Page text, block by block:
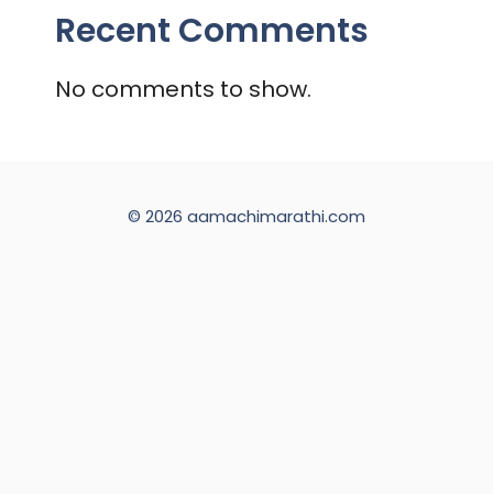
Recent Comments
No comments to show.
© 2026 aamachimarathi.com